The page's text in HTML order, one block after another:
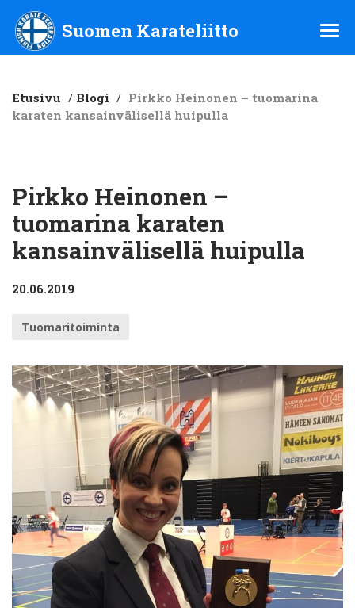
Suomen Karateliitto ry
Suomen Karateliitto
Etusivu / Blogi / Pirkko Heinonen – tuomarina
karaten kansainvälisellä huipulla
Pirkko Heinonen –
tuomarina karaten
kansainvälisellä huipulla
20.06.2019
Tuomaritoiminta